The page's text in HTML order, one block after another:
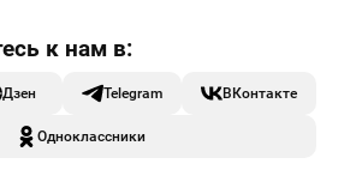
Дзен Telegram ВКонтакте
Одноклассники